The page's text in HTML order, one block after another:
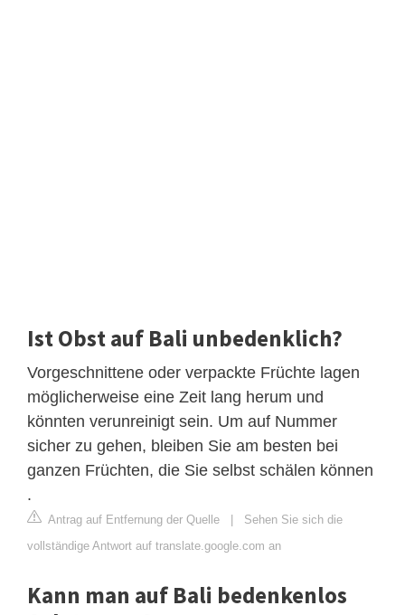
Ist Obst auf Bali unbedenklich?
Vorgeschnittene oder verpackte Früchte lagen
möglicherweise eine Zeit lang herum und
könnten verunreinigt sein. Um auf Nummer
sicher zu gehen, bleiben Sie am besten bei
ganzen Früchten, die Sie selbst schälen können
.
Antrag auf Entfernung der Quelle | Sehen Sie sich die
vollständige Antwort auf translate.google.com an
Kann man auf Bali bedenkenlos